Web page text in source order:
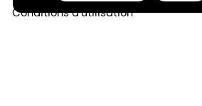
Conditions d'utilisation